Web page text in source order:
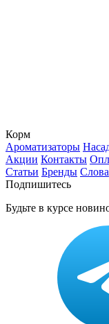
Корм
Ароматизаторы
Акции Контакты
Статьи Бренды
Подпишитесь
Будьте в курсе